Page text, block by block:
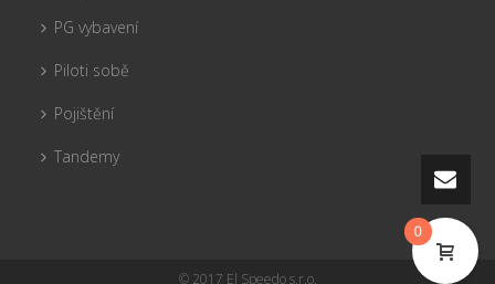
PG vybavení
Piloti sobě
Pojištění
Tandemy
© 2017 El Speedo s.r.o.
0